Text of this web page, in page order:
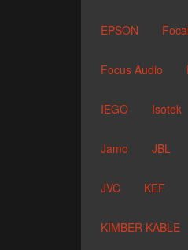
EPSON Focal
Focus Audio
IEGO Isotek
Jamo JBL
JVC KEF
KIMBER KABLE